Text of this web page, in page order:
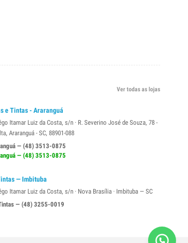
Ver todas as lojas
e Tintas - Araranguá
Itamar Luiz da Costa, s/n · R. Severino José de Souza, 78 -
Araranguá - SC, 88901-088
— (48) 3513-0875
— (48) 3513-0875
— Imbituba
Itamar Luiz da Costa, s/n · Nova Brasília · Imbituba — SC
— (48) 3255-0019